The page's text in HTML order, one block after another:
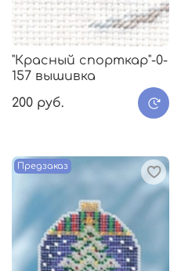
"Красный спорткар"-0-
157 вышивка
200 руб.
Предзаказ